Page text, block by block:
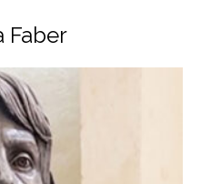
Faber